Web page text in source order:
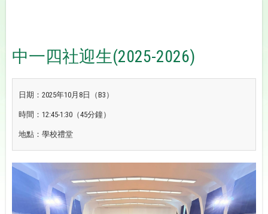
中一四社迎生(2025-2026)
日期：2025年10月8日（B3）
時間：12:45-1:30（45分鐘）
地點：學校禮堂